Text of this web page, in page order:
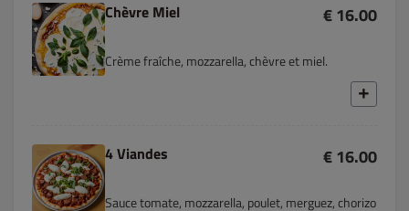
Chèvre Miel € 16.00
Crème fraîche, mozzarella, chèvre et miel.
4 Viandes € 16.00
Sauce tomate, mozzarella, poulet, merguez, chorizo